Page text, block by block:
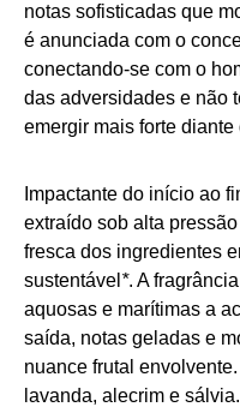
notas sofisticadas que
é anunciada com o
conectando-se com o
das adversidades e não
emergir mais forte diante
Impactante do início ao
extraído sob alta
fresca dos ingredientes
sustentável *. A
aquosas e marítimas a
saída, notas geladas e
nuance frutal
lavanda, alecrim e